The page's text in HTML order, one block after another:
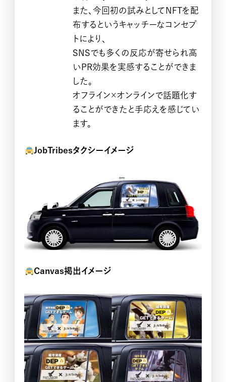
SHEET
また、今回初の試みとしてNFTを配
布するというキャッチーなコンセプ
トにより、
SNSでも多くの反応が寄せられ高
いPR効果を実感することができま
した。
オフライン×オンラインで話題化す
ることができたと手応えを感じてい
ます。
JobTribesタクシーイメージ
Canvas掲出イメージ